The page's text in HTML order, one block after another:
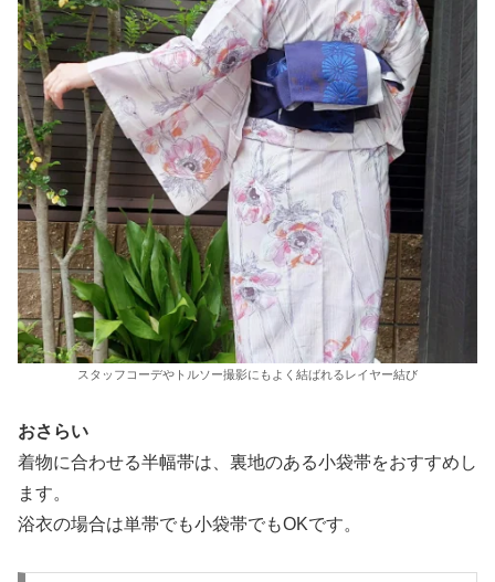
スタッフコーデやトルソー撮影にもよく結ばれるレイヤー結び
おさらい
着物に合わせる半幅帯は、裏地のある小袋帯をおすすめし
ます。
浴衣の場合は単帯でも小袋帯でもOKです。